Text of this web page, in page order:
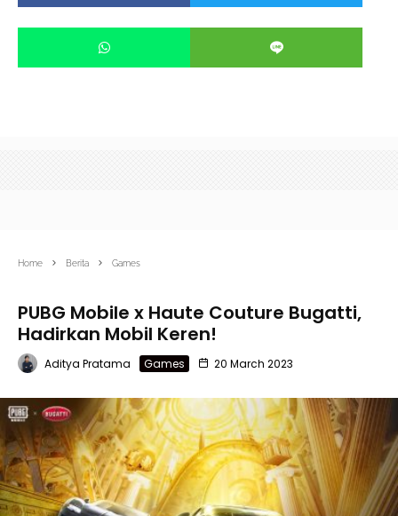
Home Berita Games
PUBG Mobile x Haute Couture Bugatti,
Hadirkan Mobil Keren!
Aditya Pratama Games 20 March 2023